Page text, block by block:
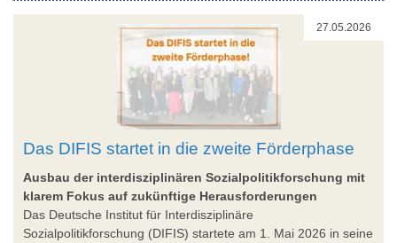
27.05.2026
Das DIFIS startet in die zweite Förderphase
Ausbau der interdisziplinären Sozialpolitikforschung mit
klarem Fokus auf zukünftige Herausforderungen
Das Deutsche Institut für Interdisziplinäre
Sozialpolitikforschung (DIFIS) startete am 1. Mai 2026 in seine